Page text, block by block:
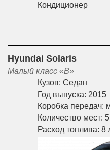
Кондиционер
Hyundai Solaris
Малый класс «B»
Кузов: Седан
Год выпуска: 2015
Коробка передач:
Количество мест: 5
Расход топлива: 8